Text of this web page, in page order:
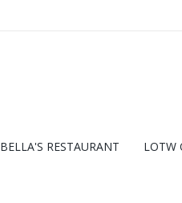
BELLA'S RESTAURANT LOTW